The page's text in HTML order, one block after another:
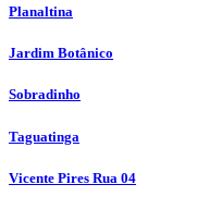
Planaltina
Jardim Botânico
Sobradinho
Taguatinga
Vicente Pires Rua 04